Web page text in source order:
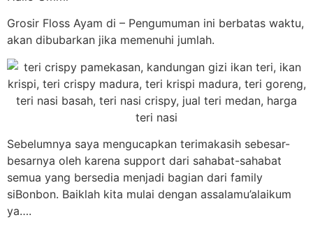
Grosir Floss Ayam di – Pengumuman ini berbatas waktu,
akan dibubarkan jika memenuhi jumlah.
Sebelumnya saya mengucapkan terimakasih sebesar-
besarnya oleh karena support dari sahabat-sahabat
semua yang bersedia menjadi bagian dari family
siBonbon. Baiklah kita mulai dengan assalamu’alaikum
ya….